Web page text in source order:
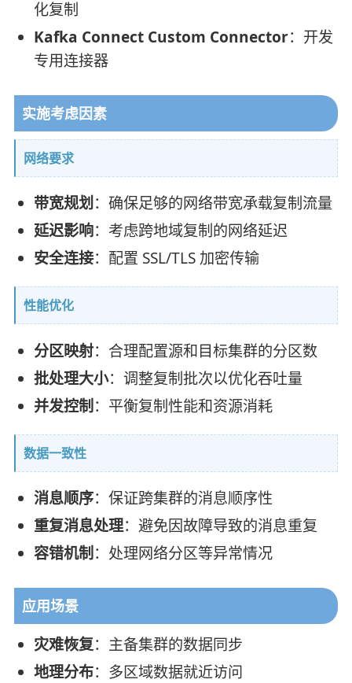
化复制
Kafka Connect Custom Connector：开发
专用连接器
实施考虑因素
网络要求
带宽规划：确保足够的网络带宽承载复制流量
延迟影响：考虑跨地域复制的网络延迟
安全连接：配置 SSL/TLS 加密传输
性能优化
分区映射：合理配置源和目标集群的分区数
批处理大小：调整复制批次以优化吞吐量
并发控制：平衡复制性能和资源消耗
数据一致性
消息顺序：保证跨集群的消息顺序性
重复消息处理：避免因故障导致的消息重复
容错机制：处理网络分区等异常情况
应用场景
灾难恢复：主备集群的数据同步
地理分布：多区域数据就近访问